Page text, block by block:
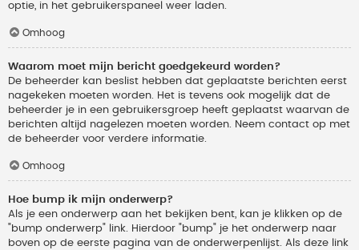
optie, in het gebruikerspaneel weer laden.
Omhoog
Waarom moet mijn bericht goedgekeurd worden?
De beheerder kan beslist hebben dat geplaatste berichten eerst
nagekeken moeten worden. Het is tevens ook mogelijk dat de
beheerder je in een gebruikersgroep heeft geplaatst waarvan de
berichten altijd nagelezen moeten worden. Neem contact op met
de beheerder voor verdere informatie.
Omhoog
Hoe bump ik mijn onderwerp?
Als je een onderwerp aan het bekijken bent, kan je klikken op de
"bump onderwerp" link. Hierdoor "bump" je het onderwerp naar
boven op de eerste pagina van de onderwerpenlijst. Als deze link